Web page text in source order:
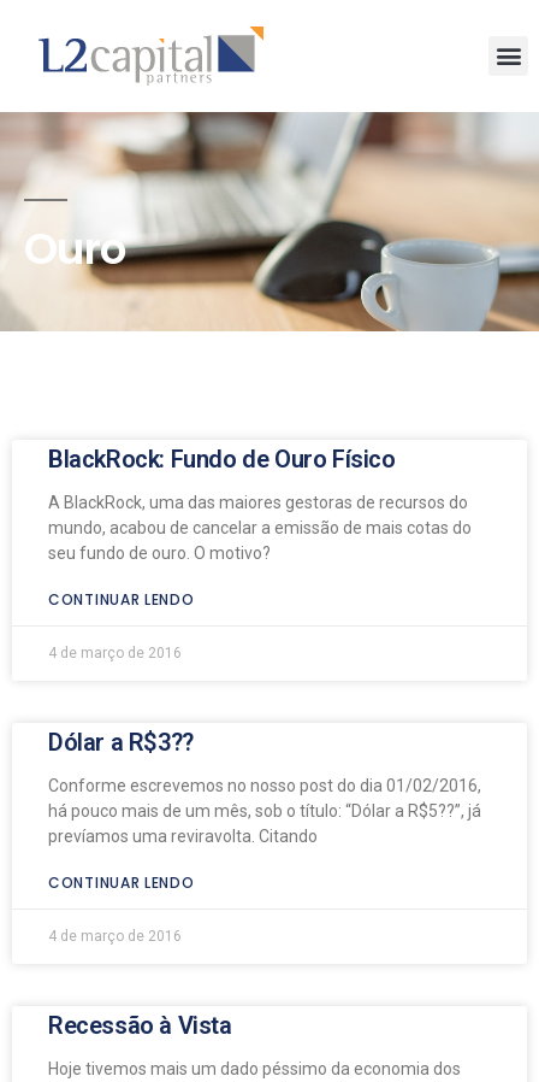
Ouro
BlackRock: Fundo de Ouro Físico
A BlackRock, uma das maiores gestoras de recursos do
mundo, acabou de cancelar a emissão de mais cotas do
seu fundo de ouro. O motivo?
CONTINUAR LENDO
4 de março de 2016
Dólar a R$3??
Conforme escrevemos no nosso post do dia 01/02/2016,
há pouco mais de um mês, sob o título: “Dólar a R$5??”, já
prevíamos uma reviravolta. Citando
CONTINUAR LENDO
4 de março de 2016
Recessão à Vista
Hoje tivemos mais um dado péssimo da economia dos